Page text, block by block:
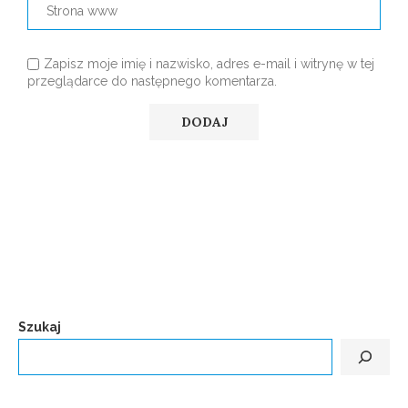
Zapisz moje imię i nazwisko, adres e-mail i witrynę w tej
przeglądarce do następnego komentarza.
Szukaj